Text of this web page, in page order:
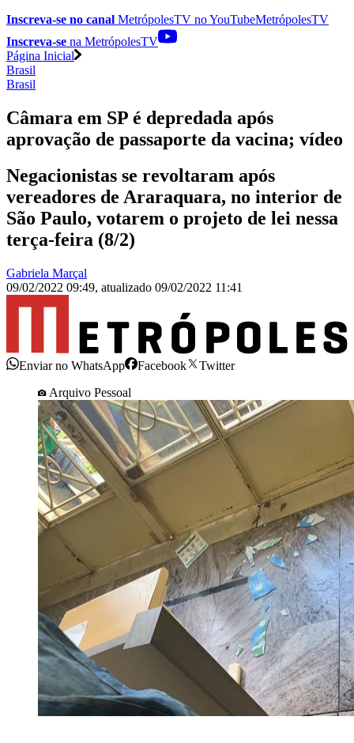
Inscreva-se no canal MetrópolesTV noYouTubeMetrópolesTV
Inscreva-se na MetrópolesTV
Página Inicial
Brasil
Brasil
Câmara em SP é depredada após
aprovação de passaporte da vacina; vídeo
Negacionistas se revoltaram após
vereadores de Araraquara, no interior de
São Paulo, votarem o projeto de lei nessa
terça-feira (8/2)
Gabriela Marçal
09/02/2022 09:49, atualizado 09/02/2022 11:41
Enviar no WhatsApp Facebook
Twitter
Arquivo Pessoal